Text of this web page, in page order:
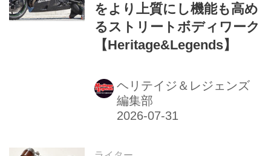
をより上質にし機能も高め
るストリートボディワーク
【Heritage&Legends】
ヘリテイジ＆レジェンズ
編集部